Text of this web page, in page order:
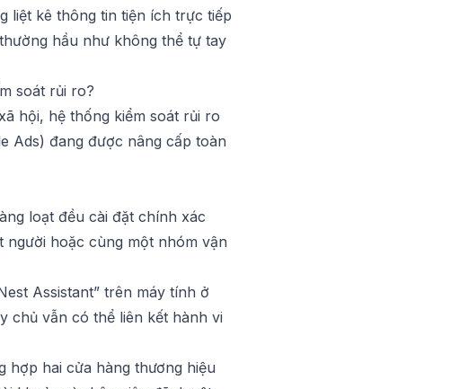
liệt kê thông tin tiện ích trực tiếp
hầu như không thể tự tay
soát rủi ro?
hội, hệ thống kiểm soát rủi ro
Ads) đang được nâng cấp toàn
loạt đều cài đặt chính xác
hoặc cùng một nhóm vận
Assistant” trên máy tính ở
chủ vẫn có thể liên kết hành vi
hợp hai cửa hàng thương hiệu